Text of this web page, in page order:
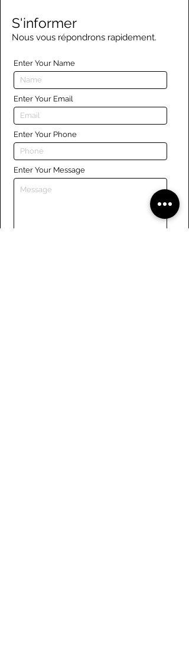
S'informer
Nous vous répondrons rapidement.
Enter Your Name
Enter Your Email
Enter Your Phone
Enter Your Message